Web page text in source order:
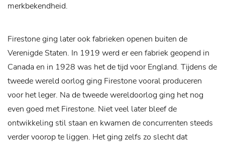
merkbekendheid.
Firestone ging later ook fabrieken openen buiten de
Verenigde Staten. In 1919 werd er een fabriek geopend in
Canada en in 1928 was het de tijd voor England. Tijdens de
tweede wereld oorlog ging Firestone vooral produceren
voor het leger. Na de tweede wereldoorlog ging het nog
even goed met Firestone. Niet veel later bleef de
ontwikkeling stil staan en kwamen de concurrenten steeds
verder voorop te liggen. Het ging zelfs zo slecht dat